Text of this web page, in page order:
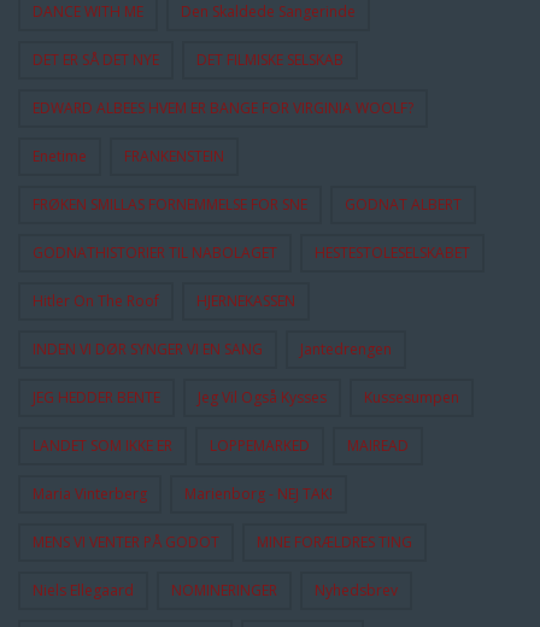
DANCE WITH ME Den Skaldede Sangerinde
DET ER SÅ DET NYE DET FILMISKE SELSKAB
EDWARD ALBEES HVEM ER BANGE FOR VIRGINIA WOOLF?
Enetime FRANKENSTEIN
FRØKEN SMILLAS FORNEMMELSE FOR SNE GODNAT ALBERT
GODNATHISTORIER TIL NABOLAGET HESTESTOLESELSKABET
Hitler On The Roof HJERNEKASSEN
INDEN VI DØR SYNGER VI EN SANG Jantedrengen
JEG HEDDER BENTE Jeg Vil Også Kysses Kussesumpen
LANDET SOM IKKE ER LOPPEMARKED MAIREAD
Maria Vinterberg Marienborg - NEJ TAK!
MENS VI VENTER PÅ GODOT MINE FORÆLDRES TING
Niels Ellegaard NOMINERINGER Nyhedsbrev